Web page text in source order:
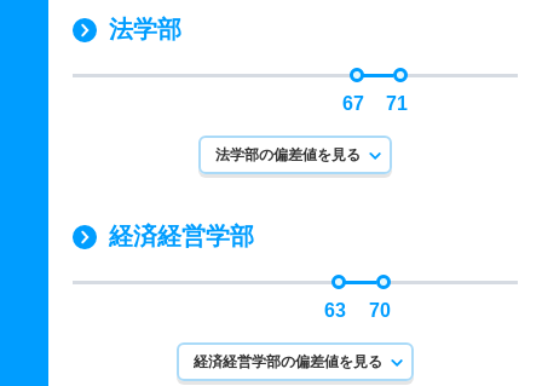
法学部
67 71
法学部の偏差値を見る
経済経営学部
63 70
経済経営学部の偏差値を見る